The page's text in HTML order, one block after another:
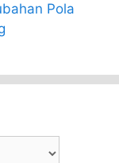
Pola